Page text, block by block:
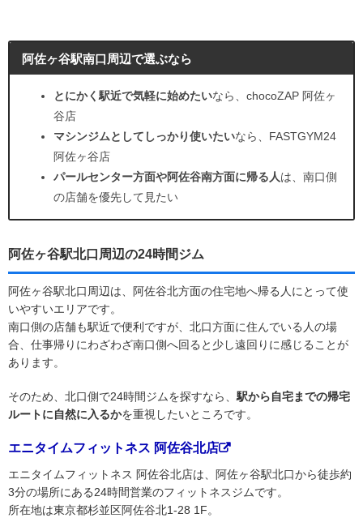
阿佐ヶ谷駅南口周辺で選ぶなら
とにかく駅近で気軽に始めたいなら、chocoZAP 阿佐ヶ
谷店
マシンジムとしてしっかり使いたいなら、FASTGYM24
阿佐ヶ谷店
パールセンター方面や阿佐谷南方面に帰る人は、南口側
の店舗を優先して見たい
阿佐ヶ谷駅北口周辺の24時間ジム
阿佐ヶ谷駅北口周辺は、阿佐谷北方面の住宅地へ帰る人にとって使
いやすいエリアです。
南口側の店舗も駅近で便利ですが、北口方面に住んでいる人の場
合、仕事帰りにわざわざ南口側へ回ると少し遠回りに感じることが
あります。
そのため、北口側で24時間ジムを探すなら、駅から自宅までの帰宅
ルートに自然に入るかを重視したいところです。
エニタイムフィットネス 阿佐谷北店
エニタイムフィットネス 阿佐谷北店は、阿佐ヶ谷駅北口から徒歩約
3分の場所にある24時間営業のフィットネスジムです。
所在地は東京都杉並区阿佐谷北1-28 1F。